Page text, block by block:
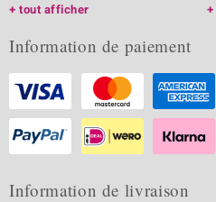
tout afficher
Information de paiement
Information de livraison